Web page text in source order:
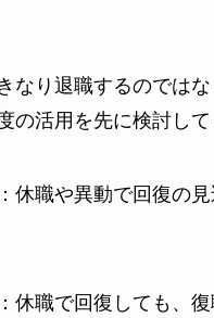
なり退職するのでは
の活用を先に検討して
休職や異動で回復の
休職で回復しても、